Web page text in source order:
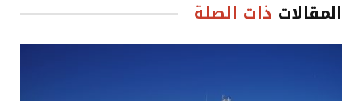
المقالات ذات الصلة